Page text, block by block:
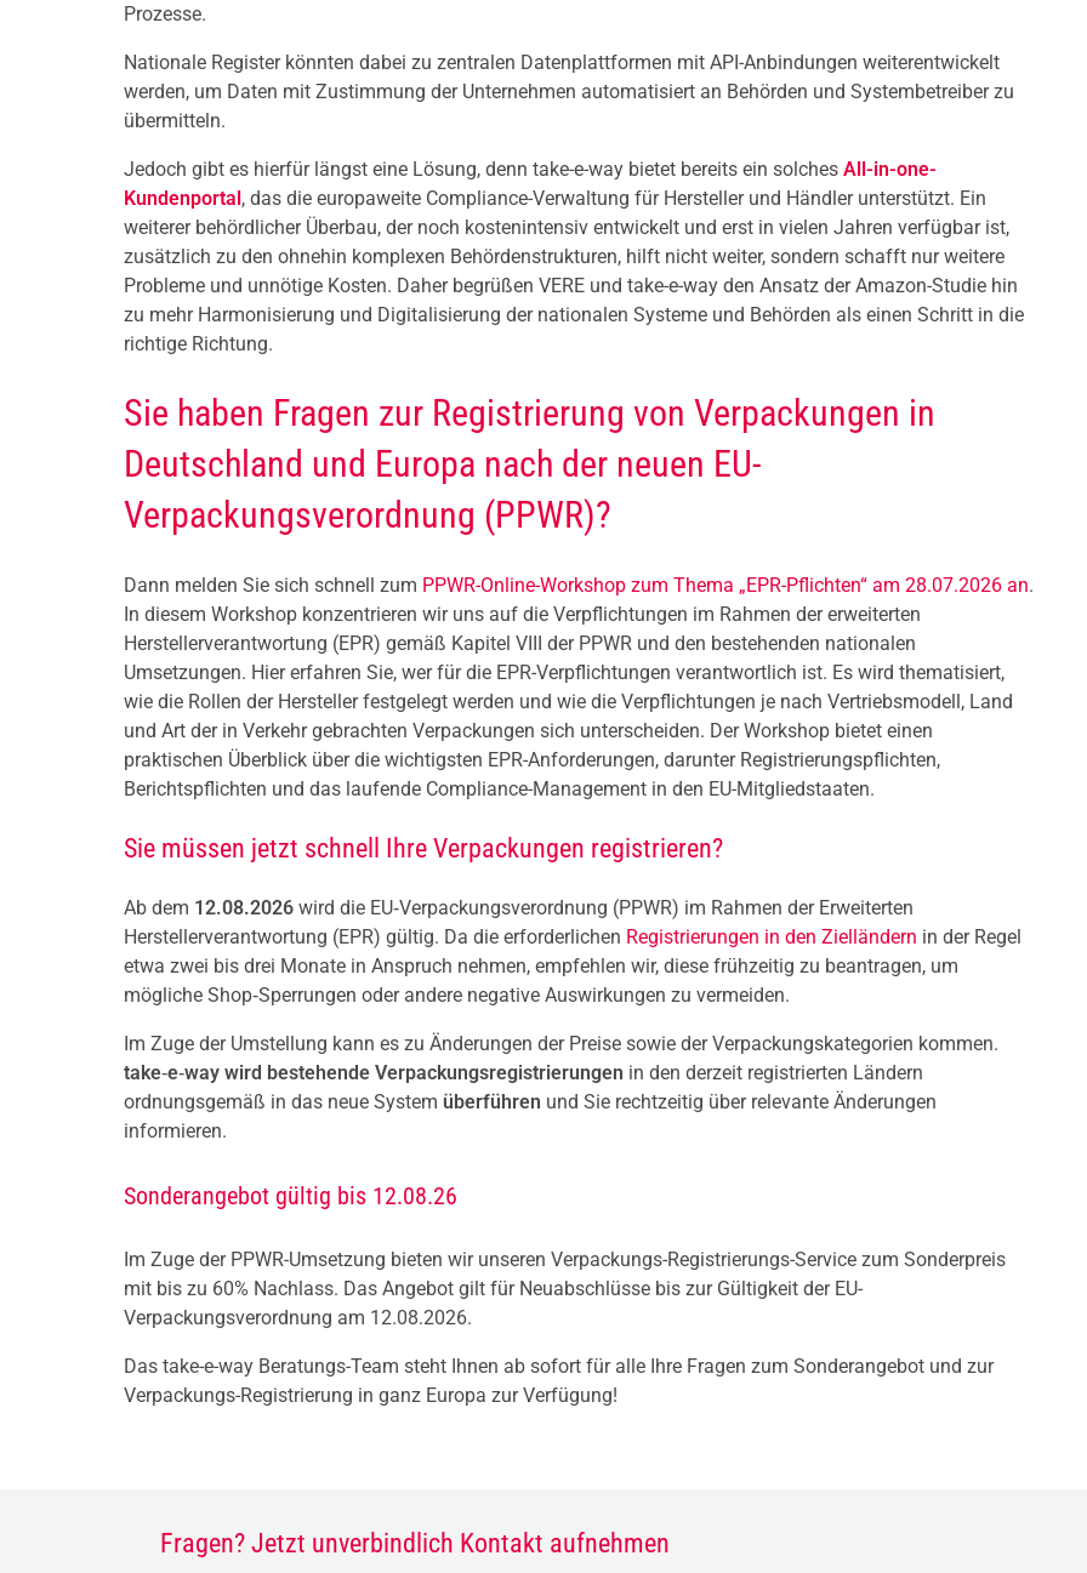
Prozesse.
Nationale Register könnten dabei zu zentralen Datenplattformen mit API-Anbindungen weiterentwickelt
werden, um Daten mit Zustimmung der Unternehmen automatisiert an Behörden und Systembetreiber zu
übermitteln.
Jedoch gibt es hierfür längst eine Lösung, denn take-e-way bietet bereits ein solches All-in-one-
Kundenportal, das die europaweite Compliance-Verwaltung für Hersteller und Händler unterstützt. Ein
weiterer behördlicher Überbau, der noch kostenintensiv entwickelt und erst in vielen Jahren verfügbar ist,
zusätzlich zu den ohnehin komplexen Behördenstrukturen, hilft nicht weiter, sondern schafft nur weitere
Probleme und unnötige Kosten. Daher begrüßen VERE und take-e-way den Ansatz der Amazon-Studie hin
zu mehr Harmonisierung und Digitalisierung der nationalen Systeme und Behörden als einen Schritt in die
richtige Richtung.
Sie haben Fragen zur Registrierung von Verpackungen in
Deutschland und Europa nach der neuen EU-
Verpackungsverordnung (PPWR)?
Dann melden Sie sich schnell zum PPWR-Online-Workshop zum Thema „EPR-Pflichten“ am 28.07.2026 an.
In diesem Workshop konzentrieren wir uns auf die Verpflichtungen im Rahmen der erweiterten
Herstellerverantwortung (EPR) gemäß Kapitel VIII der PPWR und den bestehenden nationalen
Umsetzungen. Hier erfahren Sie, wer für die EPR-Verpflichtungen verantwortlich ist. Es wird thematisiert,
wie die Rollen der Hersteller festgelegt werden und wie die Verpflichtungen je nach Vertriebsmodell, Land
und Art der in Verkehr gebrachten Verpackungen sich unterscheiden. Der Workshop bietet einen
praktischen Überblick über die wichtigsten EPR-Anforderungen, darunter Registrierungspflichten,
Berichtspflichten und das laufende Compliance-Management in den EU-Mitgliedstaaten.
Sie müssen jetzt schnell Ihre Verpackungen registrieren?
Ab dem 12.08.2026 wird die EU‑Verpackungsverordnung (PPWR) im Rahmen der Erweiterten
Herstellerverantwortung (EPR) gültig. Da die erforderlichen Registrierungen in den Zielländern in der Regel
etwa zwei bis drei Monate in Anspruch nehmen, empfehlen wir, diese frühzeitig zu beantragen, um
mögliche Shop‑Sperrungen oder andere negative Auswirkungen zu vermeiden.
Im Zuge der Umstellung kann es zu Änderungen der Preise sowie der Verpackungskategorien kommen.
take‑e‑way wird bestehende Verpackungsregistrierungen in den derzeit registrierten Ländern
ordnungsgemäß in das neue System überführen und Sie rechtzeitig über relevante Änderungen
informieren.
Sonderangebot gültig bis 12.08.26
Im Zuge der PPWR-Umsetzung bieten wir unseren Verpackungs-Registrierungs-Service zum Sonderpreis
mit bis zu 60% Nachlass. Das Angebot gilt für Neuabschlüsse bis zur Gültigkeit der EU-
Verpackungsverordnung am 12.08.2026.
Das take-e-way Beratungs-Team steht Ihnen ab sofort für alle Ihre Fragen zum Sonderangebot und zur
Verpackungs-Registrierung in ganz Europa zur Verfügung!
Fragen? Jetzt unverbindlich Kontakt aufnehmen